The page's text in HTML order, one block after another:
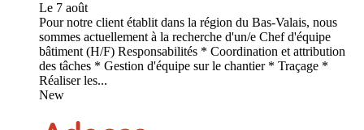
Le 7 août
Pour notre client établit dans la région du Bas-Valais, nous
sommes actuellement à la recherche d'un/e Chef d'équipe
bâtiment (H/F) Responsabilités * Coordination et attribution
des tâches * Gestion d'équipe sur le chantier * Traçage *
Réaliser les...
New